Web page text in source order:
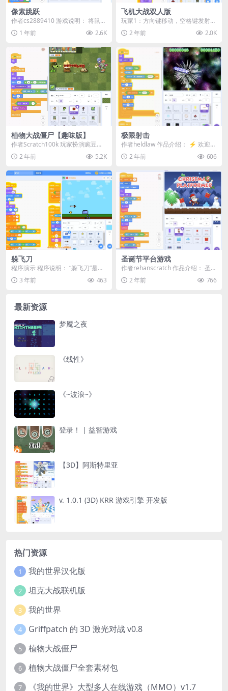
像素跳跃
作者cs2889410 游戏说明：​​ 将鼠标
移动到您想移动的区域 点击/轻触
实...1 年前 2.6K
飞机大战双人版
玩家1：方向键移动，空格键发射子
弹 玩家2：AWSD键移动，数字1键
发射子弹 演...
2 年前 2.0K
植物大战僵尸【趣味版】
作者Scratch100k 玩家扮演豌豆，
不能让僵尸吃掉豌豆，否则就会失
败。 除...
2 年前 5.2K
极限射击
作者heldlaw 作品介绍： ⚡ 欢迎体
验《极限射击！》 ⚡ 这是一个充
满刺激...
2 年前 606
躲飞刀
程序演示 程序说明： “躲飞刀”是一
个基于Scratch...
3 年前 463
圣诞节平台游戏
作者rehanscratch 作品介绍： 圣诞
节快到了！为什么不来玩一款有趣
的圣...2 年前 766
最新资源
梦魇之夜
《线性》
《~波浪~》
登录！ | 益智游戏
【3D】阿斯特里亚
v. 1.0.1 (3D) KRR 游戏引擎 开发版
热门资源
1 我的世界汉化版
2 坦克大战联机版
3 我的世界
4 Griffpatch 的 3D 激光对战 v0.8
5 植物大战僵尸
6 植物大战僵尸全套素材包
7 《我的世界》大型多人在线游戏（MMO）v1.7